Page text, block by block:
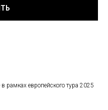
европейского тура 2025